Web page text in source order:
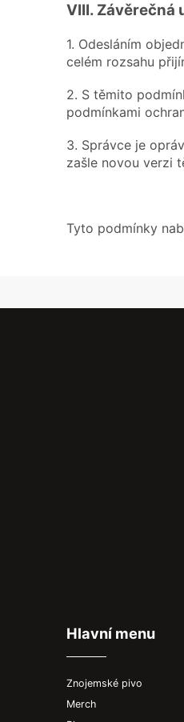
VIII. Závěrečná
1. Odesláním
celém rozsahu
2. S těmito
podmínkami
3. Správce je
zašle novou verzi
Tyto podmínky
Hlavní menu
Znojemské pivo
Merch